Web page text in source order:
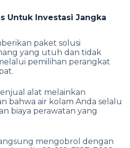
Untuk Investasi Jangka
paket solusi
yang utuh dan tidak
pemilihan perangkat
alat melainkan
bahwa air kolam Anda selalu
biaya perawatan yang
mengobrol dengan